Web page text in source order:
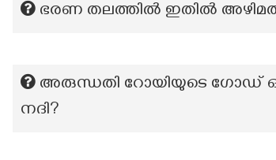
ഭരണ തലത്തിൽ ഇതിൽ
അരുന്ധതി റോയിയുടെ ഗോഡ് ഓഫ്
നദി?